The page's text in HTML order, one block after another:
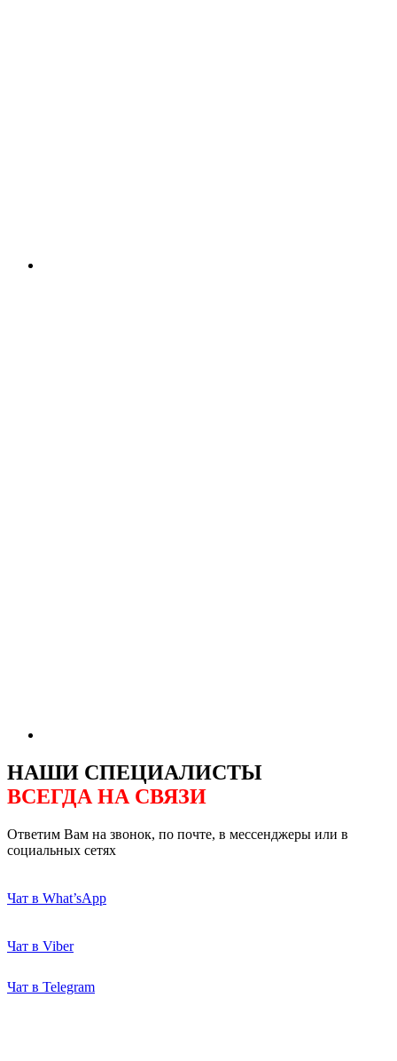
НАШИ СПЕЦИАЛИСТЫ
ВСЕГДА НА СВЯЗИ
Ответим Вам на звонок, по почте, в мессенджеры или в
социальных сетях
Чат в What’sApp
Чат в Viber
Чат в Telegram